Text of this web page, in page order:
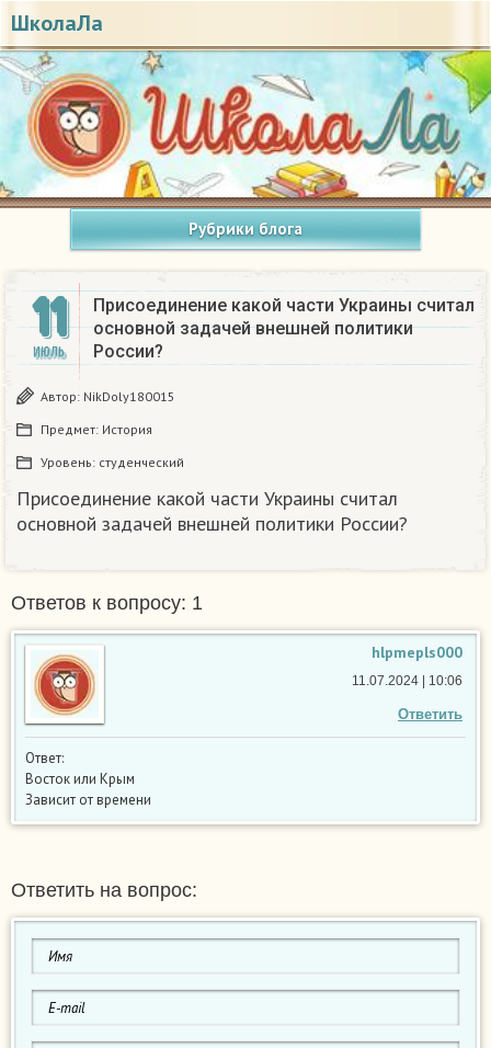
ШколаЛа
Рубрики блога
11
ИЮЛЬ
Присоединение какой части Украины считал
основной задачей внешней политики
России?
Автор: NikDoly180015
Предмет: История
Уровень: студенческий
Присоединение какой части Украины считал
основной задачей внешней политики России?
Ответов к вопросу: 1
hlpmepls000
Ответить
11.07.2024 | 10:06
Ответ:
Восток или Крым
Зависит от времени
Ответить на вопрос: